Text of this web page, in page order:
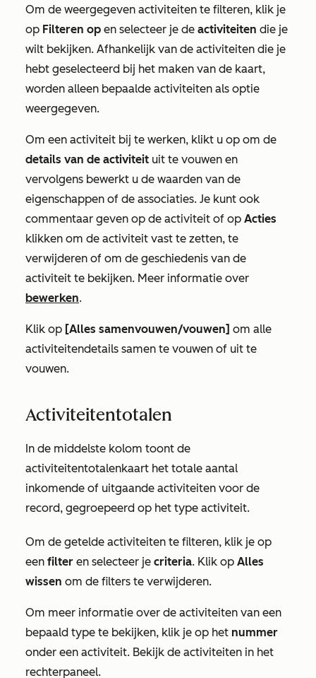
Om de weergegeven activiteiten te filteren, klik je
op Filteren op en selecteer je de activiteiten die je
wilt bekijken. Afhankelijk van de activiteiten die je
hebt geselecteerd bij het maken van de kaart,
worden alleen bepaalde activiteiten als optie
weergegeven.
Om een activiteit bij te werken, klikt u op om de
details van de activiteit uit te vouwen en
vervolgens bewerkt u de waarden van de
eigenschappen of de associaties. Je kunt ook
commentaar geven op de activiteit of op Acties
klikken om de activiteit vast te zetten, te
verwijderen of om de geschiedenis van de
activiteit te bekijken. Meer informatie over
bewerken.
Klik op [Alles samenvouwen/vouwen] om alle
activiteitendetails samen te vouwen of uit te
vouwen.
Activiteitentotalen
In de middelste kolom toont de
activiteitentotalenkaart het totale aantal
inkomende of uitgaande activiteiten voor de
record, gegroepeerd op het type activiteit.
Om de getelde activiteiten te filteren, klik je op
een filter en selecteer je criteria. Klik op Alles
wissen om de filters te verwijderen.
Om meer informatie over de activiteiten van een
bepaald type te bekijken, klik je op het nummer
onder een activiteit. Bekijk de activiteiten in het
rechterpaneel.